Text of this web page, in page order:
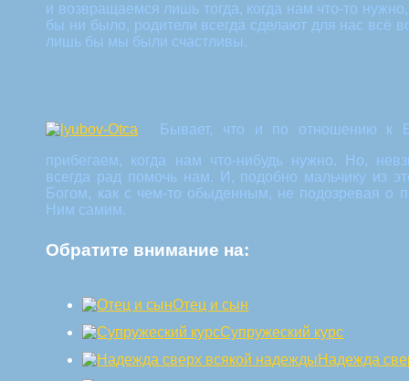
и возвращаемся лишь тогда, когда нам что-то
бы ни было, родители всегда сделают для нас всё
лишь бы мы были счастливы.
Бывает, что и по отношению к
прибегаем, когда нам что-нибудь нужно. Но,
всегда рад помочь нам.
И, подобно мальчику из
Богом, как с чем-то обыденным, не подозревая о
Ним самим.
Обратите внимание на:
Отец и сын
Супружеский курс
Надежда